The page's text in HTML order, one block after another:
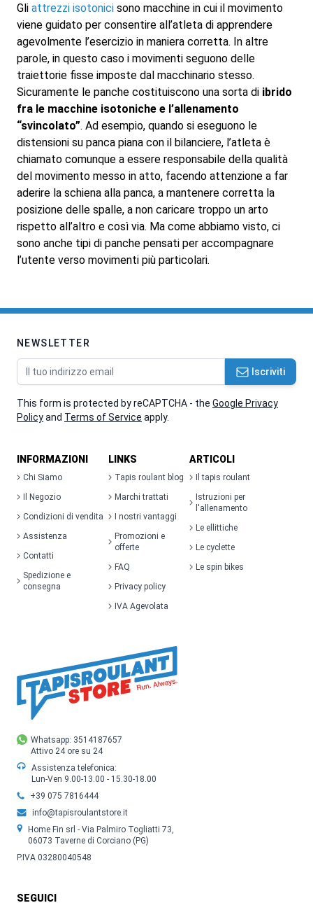
Gli attrezzi isotonici sono macchine in cui il movimento
viene guidato per consentire all’atleta di apprendere
agevolmente l’esercizio in maniera corretta. In altre
parole, in questo caso i movimenti seguono delle
traiettorie fisse imposte dal macchinario stesso.
Sicuramente le panche costituiscono una sorta di ibrido
fra le macchine isotoniche e l’allenamento
“svincolato”. Ad esempio, quando si eseguono le
distensioni su panca piana con il bilanciere, l’atleta è
chiamato comunque a essere responsabile della qualità
del movimento messo in atto, facendo attenzione a far
aderire la schiena alla panca, a mantenere corretta la
posizione delle spalle, a non caricare troppo un arto
rispetto all’altro e così via. Ma come abbiamo visto, ci
sono anche tipi di panche pensati per accompagnare
l’utente verso movimenti più particolari.
Whatsapp: 3514187657
Attivo 24 ore su 24
Assistenza telefonica:
Lun-Ven 9.00-13.00 - 15.30-18.00
+39 075 7816444
info@tapisroulantstore.it
Home Fin srl - Via Palmiro Togliatti 73,
06073 Taverne di Corciano (PG)
P.IVA 03280040548
SEGUICI
NEWSLETTER
Indirizzo email Iscriviti
This form is protected by reCAPTCHA - the Google Privacy
Policyand Terms of Service apply.
INFORMAZIONI
Chi Siamo
Il Negozio
Condizioni di vendita
Assistenza
Contatti
Spedizione e
consegna
LINKS
Tapis roulant blog
Marchi trattati
I nostri vantaggi
Promozioni e
offerte
FAQ
Privacy policy
IVA Agevolata
ARTICOLI
Il tapis roulant
Istruzioni per
l'allenamento
Le ellittiche
Le cyclette
Le spin bikes